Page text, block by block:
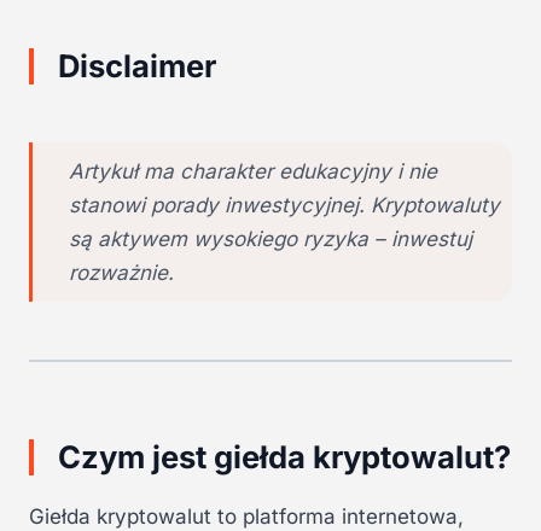
Disclaimer
Artykuł ma charakter edukacyjny i nie
stanowi porady inwestycyjnej. Kryptowaluty
są aktywem wysokiego ryzyka – inwestuj
rozważnie.
Czym jest giełda kryptowalut?
Giełda kryptowalut to platforma internetowa,